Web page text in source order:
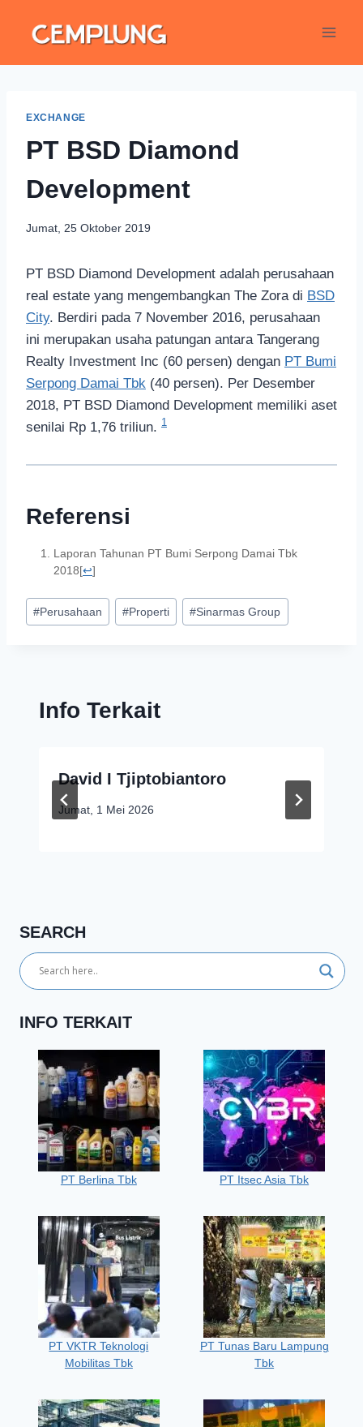
EXCHANGE
PT BSD Diamond
Development
Jumat, 25 Oktober 2019
PT BSD Diamond Development adalah perusahaan
real estate yang mengembangkan The Zora di BSD
City. Berdiri pada 7 November 2016, perusahaan
ini merupakan usaha patungan antara Tangerang
Realty Investment Inc (60 persen) dengan PT Bumi
Serpong Damai Tbk (40 persen). Per Desember
2018, PT BSD Diamond Development memiliki aset
senilai Rp 1,76 triliun. 1
Referensi
Laporan Tahunan PT Bumi Serpong Damai Tbk
2018[↩]
#Perusahaan #Properti #Sinarmas Group
Info Terkait
David I Tjiptobiantoro
Jumat, 1 Mei 2026
SEARCH
INFO TERKAIT
PT Berlina Tbk PT Itsec Asia Tbk
PT VKTR Teknologi
Mobilitas Tbk
PT Tunas Baru Lampung
Tbk